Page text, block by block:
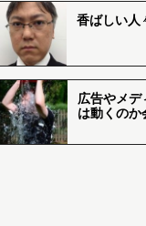
香ばしい
広告やメデ
は動くのか